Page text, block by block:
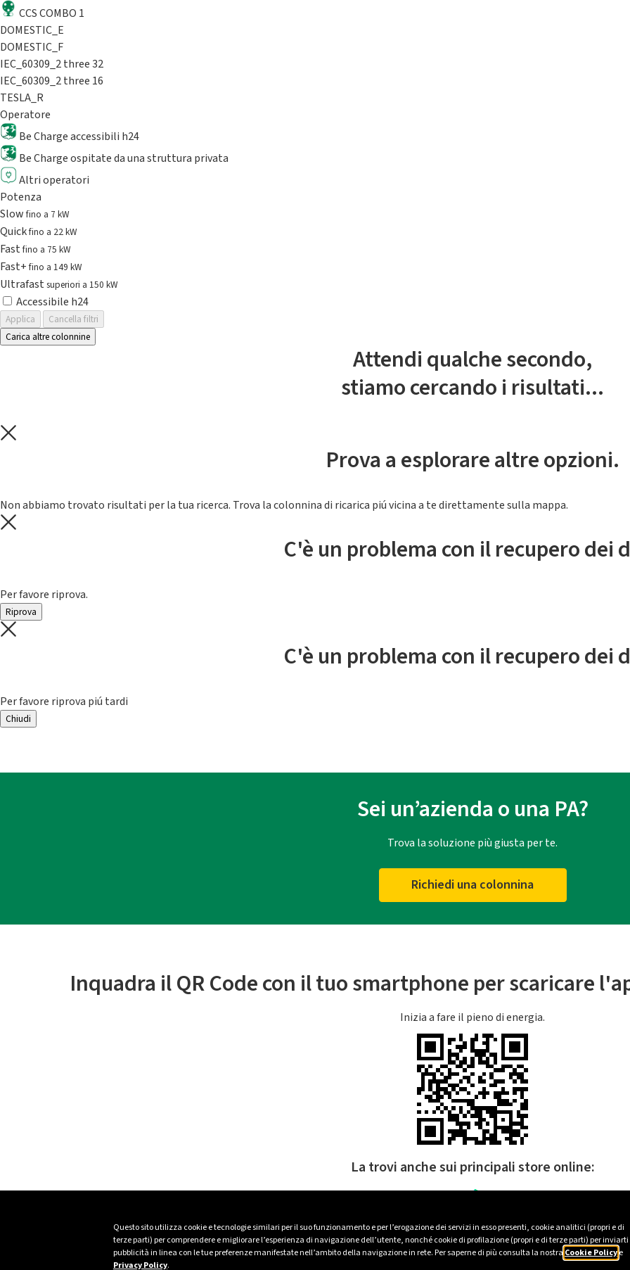
Questo sito utilizza cookie e tecnologie similari per il suo funzionamento e per l’erogazione dei servizi in esso presenti, cookie analitici (propri e di
terze parti) per comprendere e migliorare l’esperienza di navigazione dell’utente, nonché cookie di profilazione (propri e di terze parti) per inviarti
pubblicità in linea con le tue preferenze manifestate nell’ambito della navigazione in rete. Per saperne di più consulta la nostra Cookie Policye
Privacy Policy.
CCS COMBO 1
DOMESTIC_E
DOMESTIC_F
IEC_60309_2 three 32
IEC_60309_2 three 16
TESLA_R
Operatore
Be Charge accessibili h24
Be Charge ospitate da una struttura privata
Altri operatori
Potenza
Slowfino a 7 kW
Quickfino a 22 kW
Fastfino a 75 kW
Fast+fino a 149 kW
Ultrafast superiori a 150 kW
Accessibile h24
Applica
Cancella filtri
Carica altre colonnine
Attendi qualche secondo,
stiamo cercando i risultati...
Prova a esplorare altre opzioni.
Non abbiamo trovato risultati per la tua ricerca. Trova la colonnina di ricarica piú vicina a te direttamente sulla mappa.
C'è un problema con il recupero dei
Per favore riprova.
Riprova
C'è un problema con il recupero dei
Per favore riprova piú tardi
Chiudi
Sei un’azienda o una PA?
Trova la soluzione più giusta per te.
Richiedi una colonnina
Inquadra il QR Code con il tuo smartphone per scaricare
Inizia a fare il pieno di energia.
La trovi anche sui principali store online: